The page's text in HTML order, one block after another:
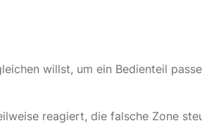
willst, um ein Bedienteil
reagiert, die falsche Zone